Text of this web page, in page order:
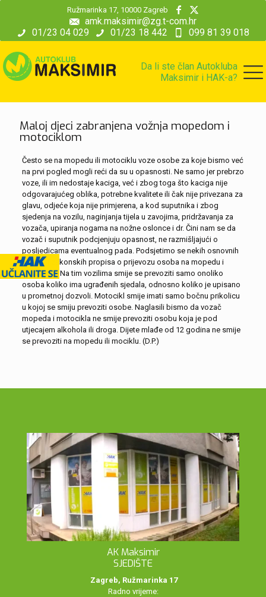
01/23 04 029 01/23 18 442 099 81 39 018
amk.maksimir@zg.t-com.hr
Ružmarinka 17, 10000 Zagreb
Da li ste član Autokluba
Maksimir i HAK-a?
Maloj djeci zabranjena vožnja mopedom i
motociklom
Često se na mopedu ili motociklu voze osobe za koje bismo već
na prvi pogled mogli reći da su u opasnosti. Ne samo jer prebrzo
voze, ili im nedostaje kaciga, već i zbog toga što kaciga nije
odgovarajućeg oblika, potrebne kvalitete ili čak nije privezana za
glavu, odjeće koja nije primjerena, a kod suputnika i zbog
sjedenja na vozilu, naginjanja tijela u zavojima, pridržavanja za
vozača, upiranja nogama na nožne oslonce i dr. Čini nam se da
vozač i suputnik podcjenjuju opasnost, ne razmišljajući o
posljedicama eventualnog pada. Podsjetimo se nekih osnovnih
odredbi zakonskih propisa o prijevozu osoba na mopedu i
motociklu. Na tim vozilima smije se prevoziti samo onoliko
osoba koliko ima ugrađenih sjedala, odnosno koliko je upisano
u prometnoj dozvoli. Motocikl smije imati samo bočnu prikolicu
u kojoj se smiju prevoziti osobe. Naglasili bismo da vozač
mopeda i motocikla ne smije prevoziti osobu koja je pod
utjecajem alkohola ili droga. Dijete mlađe od 12 godina ne smije
se prevoziti na mopedu ili mociklu. (D.P.)
AK Maksimir
SJEDIŠTE
Zagreb, Ružmarinka 17
Radno vrijeme: